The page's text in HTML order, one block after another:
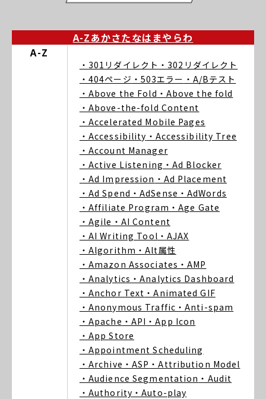
A-Zあかさたなは まや らわ
A-Z
・301リダイレクト ・302リダイレクト
・404ページ ・503エラー ・A/Bテスト
・Above the Fold ・Above the fold
・Above-the-fold Content
・Accelerated Mobile Pages
・Accessibility ・Accessibility Tree
・Account Manager
・Active Listening ・Ad Blocker
・Ad Impression ・Ad Placement
・Ad Spend ・AdSense ・AdWords
・Affiliate Program ・Age Gate
・Agile ・AI Content
・AI Writing Tool ・AJAX
・Algorithm ・Alt属性
・Amazon Associates ・AMP
・Analytics ・Analytics Dashboard
・Anchor Text ・Animated GIF
・Anonymous Traffic ・Anti-spam
・Apache ・API ・App Icon
・App Store
・Appointment Scheduling
・Archive ・ASP ・Attribution Model
・Audience Segmentation ・Audit
・Authority ・Auto-play